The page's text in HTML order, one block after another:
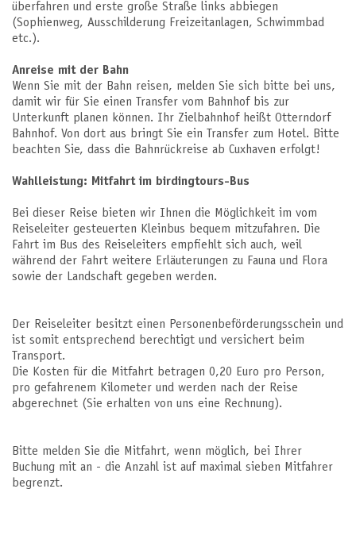
überfahren und erste große Straße links abbiegen
(Sophienweg, Ausschilderung Freizeitanlagen, Schwimmbad
etc.).
Anreise mit der Bahn
Wenn Sie mit der Bahn reisen, melden Sie sich bitte bei uns,
damit wir für Sie einen Transfer vom Bahnhof bis zur
Unterkunft planen können. Ihr Zielbahnhof heißt Otterndorf
Bahnhof. Von dort aus bringt Sie ein Transfer zum Hotel. Bitte
beachten Sie, dass die Bahnrückreise ab Cuxhaven erfolgt!
Wahlleistung: Mitfahrt im birdingtours-Bus
Bei dieser Reise bieten wir Ihnen die Möglichkeit im vom
Reiseleiter gesteuerten Kleinbus bequem mitzufahren. Die
Fahrt im Bus des Reiseleiters empfiehlt sich auch, weil
während der Fahrt weitere Erläuterungen zu Fauna und Flora
sowie der Landschaft gegeben werden.
Der Reiseleiter besitzt einen Personenbeförderungsschein und
ist somit entsprechend berechtigt und versichert beim
Transport.
Die Kosten für die Mitfahrt betragen 0,20 Euro pro Person,
pro gefahrenem Kilometer und werden nach der Reise
abgerechnet (Sie erhalten von uns eine Rechnung).
Bitte melden Sie die Mitfahrt, wenn möglich, bei Ihrer
Buchung mit an - die Anzahl ist auf maximal sieben Mitfahrer
begrenzt.